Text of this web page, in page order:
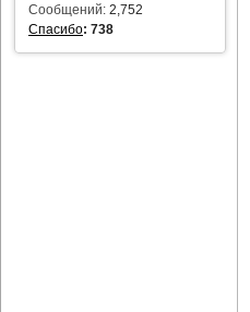
Сообщений: 2,752
Спасибо: 738